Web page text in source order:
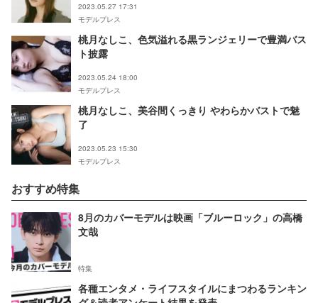
2023.05.27 17:31
モデルプレス
桃月なしこ、色気溢れる黒ランジェリーで豊満バス
ト披露
2023.05.24 18:00
モデルプレス
桃月なしこ、美谷間くっきり やわらかバストで魅
了
2023.05.23 15:30
モデルプレス
おすすめ特集
8月のカバーモデルは映画「ブルーロック」の高橋
文哉
特集
各種エンタメ・ライフスタイルにまつわるランキン